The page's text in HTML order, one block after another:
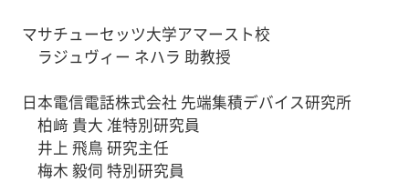
マサチューセッツ大学アマースト校
ラジュヴィー ネハラ 助教授
日本電信電話株式会社 先端集積デバイス研究所
柏﨑 貴大 准特別研究員
井上 飛鳥 研究主任
梅木 毅伺 特別研究員